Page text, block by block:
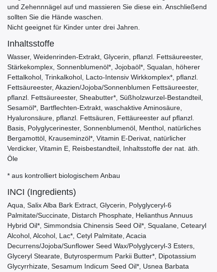
und Zehennnägel auf und massieren Sie diese ein. Anschließend
sollten Sie die Hände waschen.
Nicht geeignet für Kinder unter drei Jahren.
Inhaltsstoffe
Wasser, Weidenrinden-Extrakt, Glycerin, pflanzl. Fettsäureester,
Stärkekomplex, Sonnenblumenöl*, Jojobaöl*, Squalan, höherer
Fettalkohol, Trinkalkohol, Lacto-Intensiv Wirkkomplex*, pflanzl.
Fettsäureester, Akazien/Jojoba/Sonnenblumen Fettsäureester,
pflanzl. Fettsäureester, Sheabutter*, Süßholzwurzel-Bestandteil,
Sesamöl*, Bartflechten-Extrakt, waschaktive Aminosäure,
Hyaluronsäure, pflanzl. Fettsäuren, Fettäureester auf pflanzl.
Basis, Polyglycerinester, Sonnenblumenöl, Menthol, natürliches
Bergamottöl, Krauseminzöl*, Vitamin E-Derivat, natürlicher
Verdicker, Vitamin E, Reisbestandteil, Inhaltsstoffe der nat. äth.
Öle
* aus kontrolliert biologischem Anbau
INCI (Ingredients)
Aqua, Salix Alba Bark Extract, Glycerin, Polyglyceryl-6
Palmitate/Succinate, Distarch Phosphate, Helianthus Annuus
Hybrid Oil*, Simmondsia Chinensis Seed Oil*, Squalane, Cetearyl
Alcohol, Alcohol, Lac*, Cetyl Palmitate, Acacia
Decurrens/Jojoba/Sunflower Seed Wax/Polyglyceryl-3 Esters,
Glyceryl Stearate, Butyrospermum Parkii Butter*, Dipotassium
Glycyrrhizate, Sesamum Indicum Seed Oil*, Usnea Barbata